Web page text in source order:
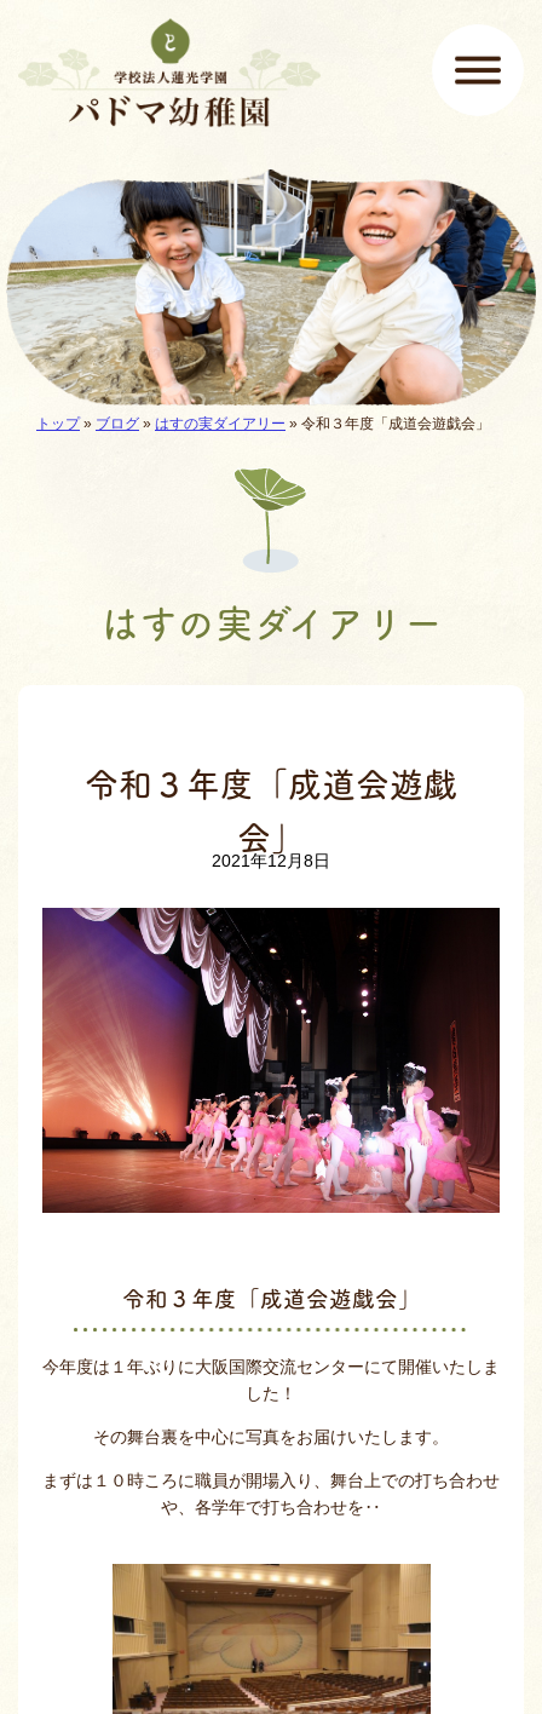
メインメニュー
ここから本文です。
現在地:
トップ» ブログ » はすの実ダイアリー » 令和３年度「成道会遊戯会」
はすの実ダイアリー
令和３年度「成道会遊戯
会」
2021年12月8日
令和３年度「成道会遊戯会」
今年度は１年ぶりに大阪国際交流センターにて開催いたしま
した！
その舞台裏を中心に写真をお届けいたします。
まずは１０時ころに職員が開場入り、舞台上での打ち合わせ
や、各学年で打ち合わせを‥